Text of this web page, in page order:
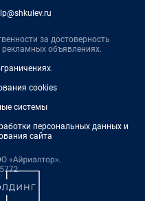
за достоверность
объявлениях.
.
cookies
системы
персональных данных и
сайта